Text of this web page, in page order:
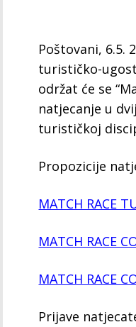
Poštovani, 6.5.
turističko-
održat će se
natjecanje u
turističkoj
Propozicije
MATCH RACE
MATCH RACE
MATCH RACE
Prijave